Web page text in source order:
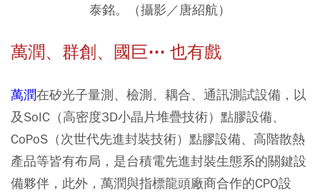
泰銘。（攝影／唐紹航）
萬潤、群創、國巨⋯ 也有戲
萬潤在矽光子量測、檢測、耦合、通訊測試設備，以
及SoIC（高密度3D小晶片堆疊技術）點膠設備、
CoPoS（次世代先進封裝技術）點膠設備、高階散熱
產品等皆有布局，是台積電先進封裝生態系的關鍵設
備夥伴，此外，萬潤與指標龍頭廠商合作的CPO設